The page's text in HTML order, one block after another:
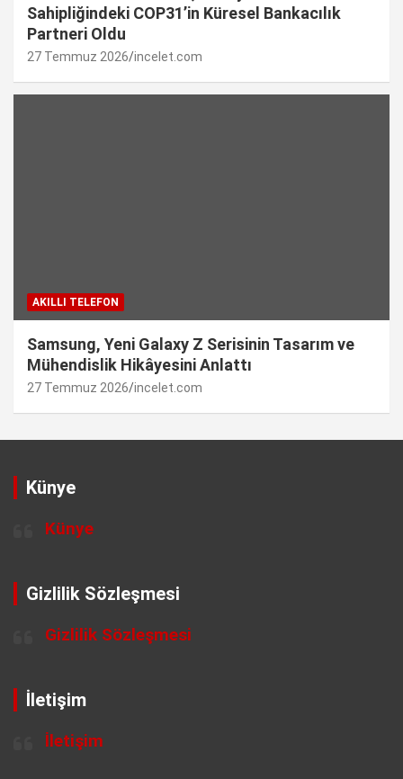
Sahipliğindeki COP31’in Küresel Bankacılık
Partneri Oldu
27 Temmuz 2026 incelet.com
AKILLI TELEFON
Samsung, Yeni Galaxy Z Serisinin Tasarım ve
Mühendislik Hikâyesini Anlattı
27 Temmuz 2026 incelet.com
Künye
Künye
Gizlilik Sözleşmesi
Gizlilik Sözleşmesi
İletişim
İletişim